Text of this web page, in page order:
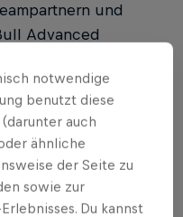
und
Advanced
und die
in den
Bull - BORA -
notwendige
benutzt diese
auch
ähnliche
der Seite zu
sowie zur
Du kannst